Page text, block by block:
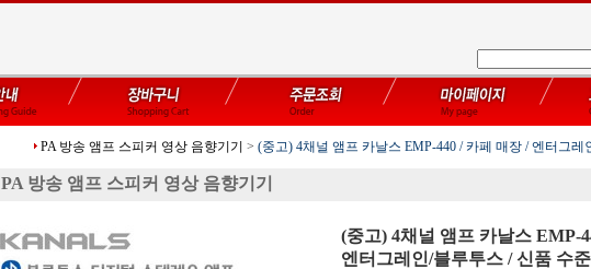
PA 방송 앰프 스피커 영상 음향기기 > (중고) 4채널 앰프 카날스 EMP-440 / 카페 매장 / 엔터그레
PA 방송 앰프 스피커 영상 음향기기
(중고) 4채널 앰프 카날스 EMP-
엔터그레인/블루투스 / 신품 수준